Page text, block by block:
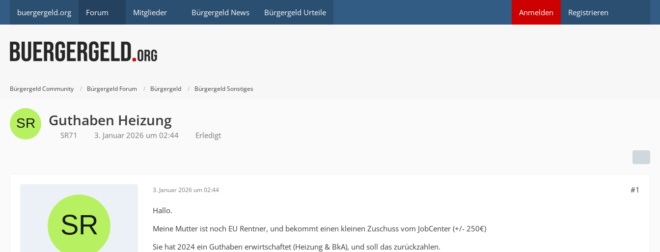
buergergeld.org Forum Mitglieder Bürgergeld News Bürgergeld Urteile Anmelden Registrieren
Bürgergeld Community Bürgergeld Forum Bürgergeld Bürgergeld Sonstiges
Guthaben Heizung
SR71 3. Januar 2026 um 02:44 Erledigt
3. Januar 2026 um 02:44 #1
Hallo.
Meine Mutter ist noch EU Rentner, und bekommt einen kleinen Zuschuss vom JobCenter (+/- 250€)
Sie hat 2024 ein Guthaben erwirtschaftet (Heizung & BkA), und soll das zurückzahlen.